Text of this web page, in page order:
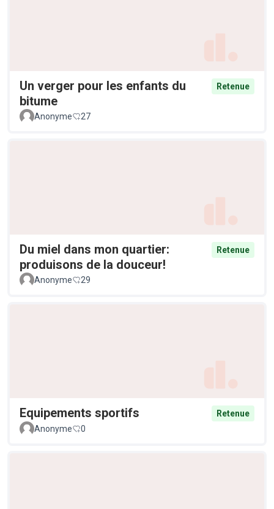
Un verger pour les enfants du
bitume
Retenue
Anonyme 27
Du miel dans mon quartier:
produisons de la douceur!
Retenue
Anonyme 29
Equipements sportifs
Retenue
Anonyme
0